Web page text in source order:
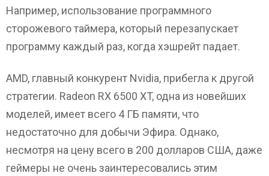
Например, использование программного
сторожевого таймера, который перезапускает
программу каждый раз, когда хэшрейт падает.
AMD, главный конкурент Nvidia, прибегла к другой
стратегии. Radeon RX 6500 XT, одна из новейших
моделей, имеет всего 4 ГБ памяти, что
недостаточно для добычи Эфира. Однако,
несмотря на цену всего в 200 долларов США, даже
геймеры не очень заинтересовались этим